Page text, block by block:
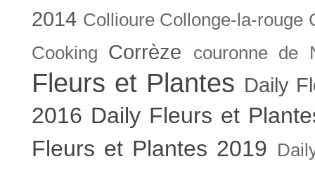
2014 Collioure Collonge-la-rouge
Cooking
Corrèze couronne de
Fleurs et Plantes Daily
2016 Daily Fleurs et
Fleurs et Plantes 2019